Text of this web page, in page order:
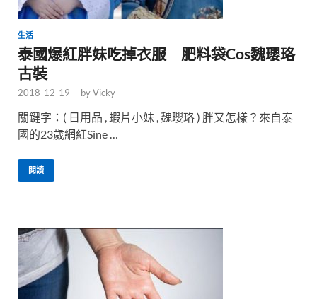
生活
泰國爆紅胖妹吃掉衣服 肥料袋Cos魏瓔珞
古裝
2018-12-19 - byVicky
關鍵字：( 日用品 , 蝦片小妹 , 魏瓔珞 ) 胖又怎樣？來自泰
國的23歲網紅Sine …
閱讀